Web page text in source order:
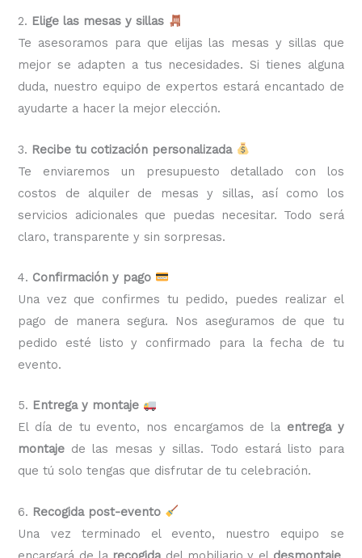
2. Elige las mesas y sillas
Te asesoramos para que elijas las mesas y sillas que
mejor se adapten a tus necesidades. Si tienes alguna
duda, nuestro equipo de expertos estará encantado de
ayudarte a hacer la mejor elección.
3. Recibe tu cotización personalizada
Te enviaremos un presupuesto detallado con los
costos de alquiler de mesas y sillas, así como los
servicios adicionales que puedas necesitar. Todo será
claro, transparente y sin sorpresas.
4. Confirmación y pago
Una vez que confirmes tu pedido, puedes realizar el
pago de manera segura. Nos aseguramos de que tu
pedido esté listo y confirmado para la fecha de tu
evento.
5. Entrega y montaje
El día de tu evento, nos encargamos de la entrega y
montaje de las mesas y sillas. Todo estará listo para
que tú solo tengas que disfrutar de tu celebración.
6. Recogida post-evento
Una vez terminado el evento, nuestro equipo se